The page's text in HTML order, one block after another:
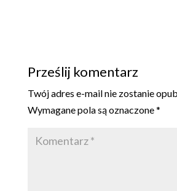
Prześlij komentarz
Twój adres e-mail nie zostanie
Wymagane pola są oznaczone*